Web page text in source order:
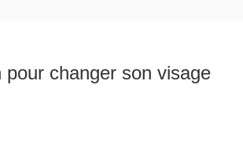
changer son visage